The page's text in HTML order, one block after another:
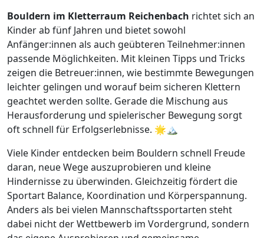
Bouldern im Kletterraum Reichenbach richtet sich an
Kinder ab fünf Jahren und bietet sowohl
Anfänger:innen als auch geübteren Teilnehmer:innen
passende Möglichkeiten. Mit kleinen Tipps und Tricks
zeigen die Betreuer:innen, wie bestimmte Bewegungen
leichter gelingen und worauf beim sicheren Klettern
geachtet werden sollte. Gerade die Mischung aus
Herausforderung und spielerischer Bewegung sorgt
oft schnell für Erfolgserlebnisse. 🌟🏔️
Viele Kinder entdecken beim Bouldern schnell Freude
daran, neue Wege auszuprobieren und kleine
Hindernisse zu überwinden. Gleichzeitig fördert die
Sportart Balance, Koordination und Körperspannung.
Anders als bei vielen Mannschaftssportarten steht
dabei nicht der Wettbewerb im Vordergrund, sondern